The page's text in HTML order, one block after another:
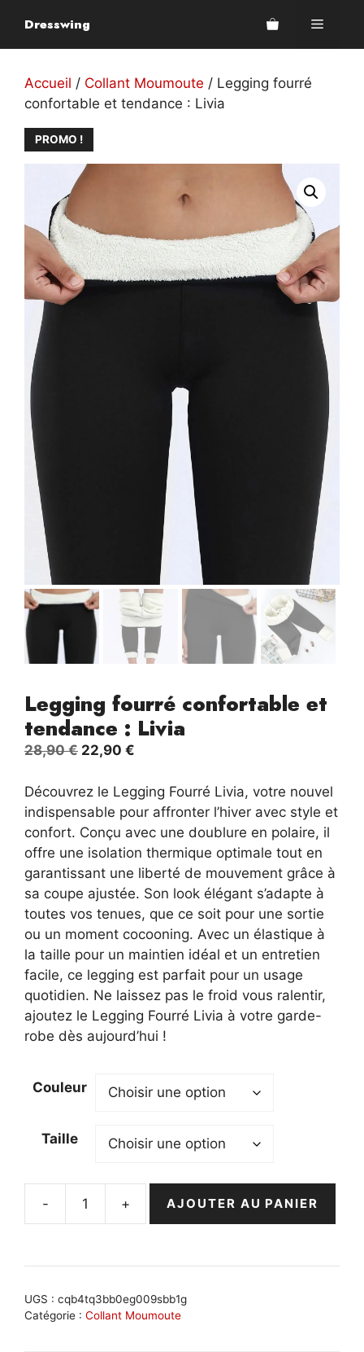
contenu
Dresswing Menu
Accueil / Collant Moumoute / Legging fourré
confortable et tendance : Livia
PROMO !
Legging fourré confortable et
tendance : Livia
28,90€ Le
initial
était :
28,90 €.
22,90 €
actuel
est :
22,90 €.
Découvrez le Legging Fourré Livia, votre nouvel
indispensable pour affronter l’hiver avec style et
confort. Conçu avec une doublure en polaire, il
offre une isolation thermique optimale tout en
garantissant une liberté de mouvement grâce à
sa coupe ajustée. Son look élégant s’adapte à
toutes vos tenues, que ce soit pour une sortie
ou un moment cocooning. Avec un élastique à
la taille pour un maintien idéal et un entretien
facile, ce legging est parfait pour un usage
quotidien. Ne laissez pas le froid vous ralentir,
ajoutez le Legging Fourré Livia à votre garde-
robe dès aujourd’hui !
Couleur
Taille
-
quantité
confortable
et
+ AJOUTER AU PANIER
UGS : cqb4tq3bb0eg009sbb1g
Catégorie : Collant Moumoute